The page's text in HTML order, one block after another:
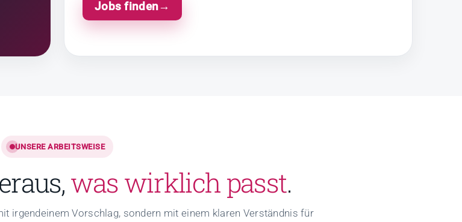
Jobs finden→
UNSERE ARBEITSWEISE
was wirklich passt.
irgendeinem Vorschlag, sondern mit einem klaren Verständnis für